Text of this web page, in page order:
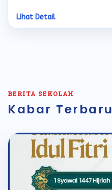
Lihat Detail
BERITA SEKOLAH
Kabar Terbaru